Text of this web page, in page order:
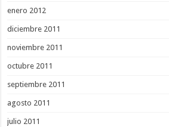
enero 2012
diciembre 2011
noviembre 2011
octubre 2011
septiembre 2011
agosto 2011
julio 2011